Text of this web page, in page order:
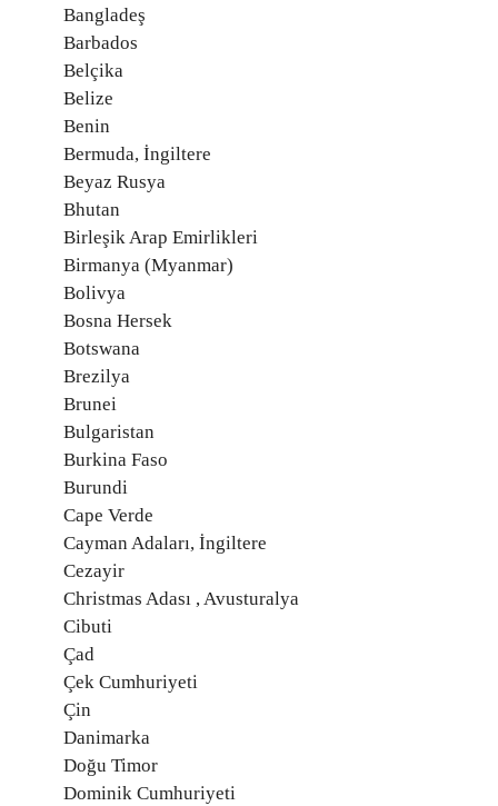
Bangladeş
Barbados
Belçika
Belize
Benin
Bermuda, İngiltere
Beyaz Rusya
Bhutan
Birleşik Arap Emirlikleri
Birmanya (Myanmar)
Bolivya
Bosna Hersek
Botswana
Brezilya
Brunei
Bulgaristan
Burkina Faso
Burundi
Cape Verde
Cayman Adaları, İngiltere
Cezayir
Christmas Adası , Avusturalya
Cibuti
Çad
Çek Cumhuriyeti
Çin
Danimarka
Doğu Timor
Dominik Cumhuriyeti